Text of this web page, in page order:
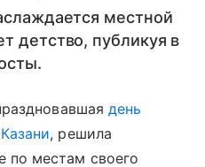
местной
детство, публикуя в
день
, решила
по местам своего